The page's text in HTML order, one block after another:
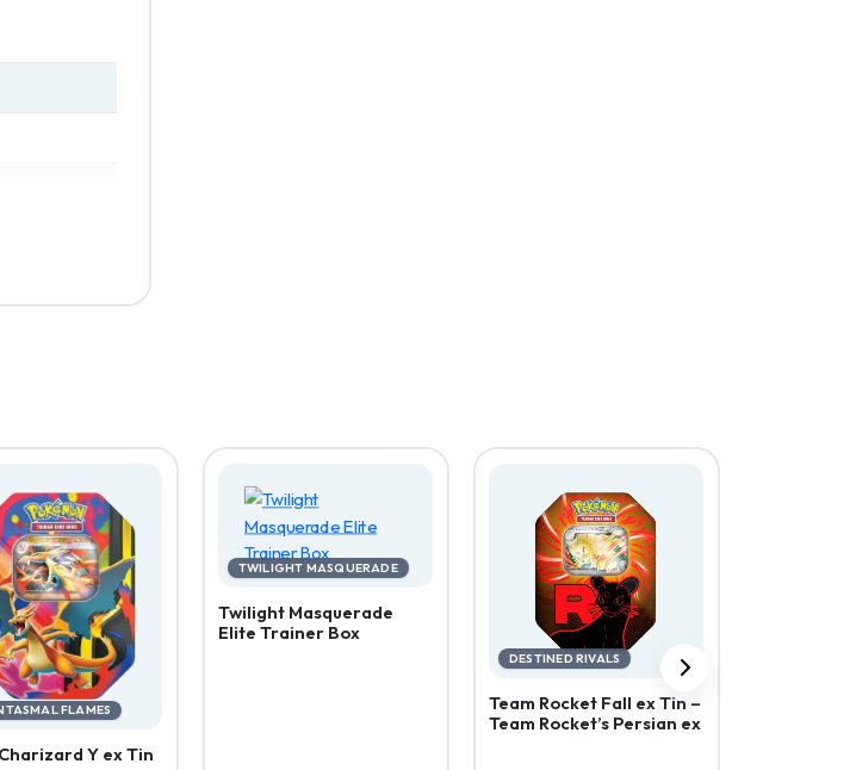
FLAMES
Y ex Tin
TWILIGHT MASQUERADE
Twilight Masquerade
Elite Trainer Box
DESTINED RIVALS
Team Rocket Fall ex Tin –
Team Rocket’s Persian ex